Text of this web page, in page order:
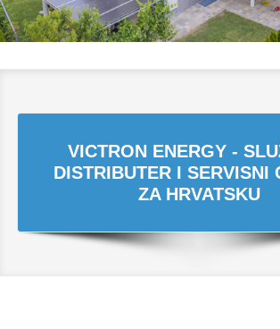
VICTRON ENERGY -
DISTRIBUTER I SERVISNI
ZA HRVATSKU